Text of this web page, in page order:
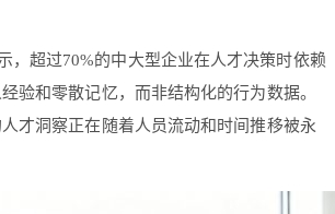
，超过70%的中大型企业在人才决策时依赖
验和零散记忆，而非结构化的行为数据。
才洞察正在随着人员流动和时间推移被永